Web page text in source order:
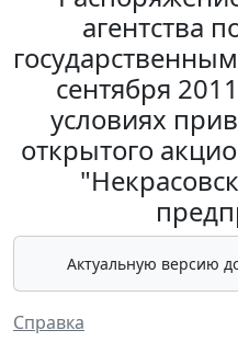
агентства
сентября
условиях
открытого
Актуальную версию
Справка